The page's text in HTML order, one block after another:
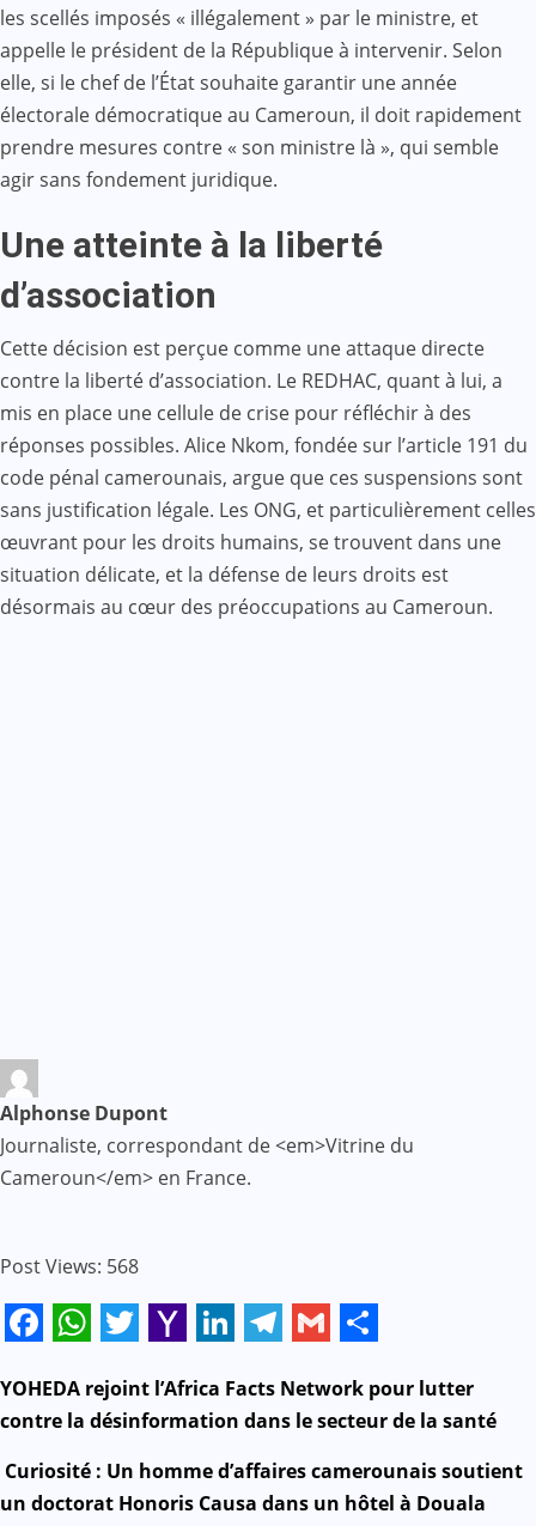
les scellés imposés « illégalement » par le ministre, et
appelle le président de la République à intervenir. Selon
elle, si le chef de l’État souhaite garantir une année
électorale démocratique au Cameroun, il doit rapidement
prendre mesures contre « son ministre là », qui semble
agir sans fondement juridique.
Une atteinte à la liberté
d’association
Cette décision est perçue comme une attaque directe
contre la liberté d’association. Le REDHAC, quant à lui, a
mis en place une cellule de crise pour réfléchir à des
réponses possibles. Alice Nkom, fondée sur l’article 191 du
code pénal camerounais, argue que ces suspensions sont
sans justification légale. Les ONG, et particulièrement celles
œuvrant pour les droits humains, se trouvent dans une
situation délicate, et la défense de leurs droits est
désormais au cœur des préoccupations au Cameroun.
Alphonse Dupont
Journaliste, correspondant de <em>Vitrine du
Cameroun</em> en France.
Post Views: 568
Mail
N
v
YOHEDA rejoint l’Africa Facts Network pour lutter
contre la désinformation dans le secteur de la santé
Curiosité : Un homme d’affaires camerounais soutient
un doctorat Honoris Causa dans un hôtel à Douala